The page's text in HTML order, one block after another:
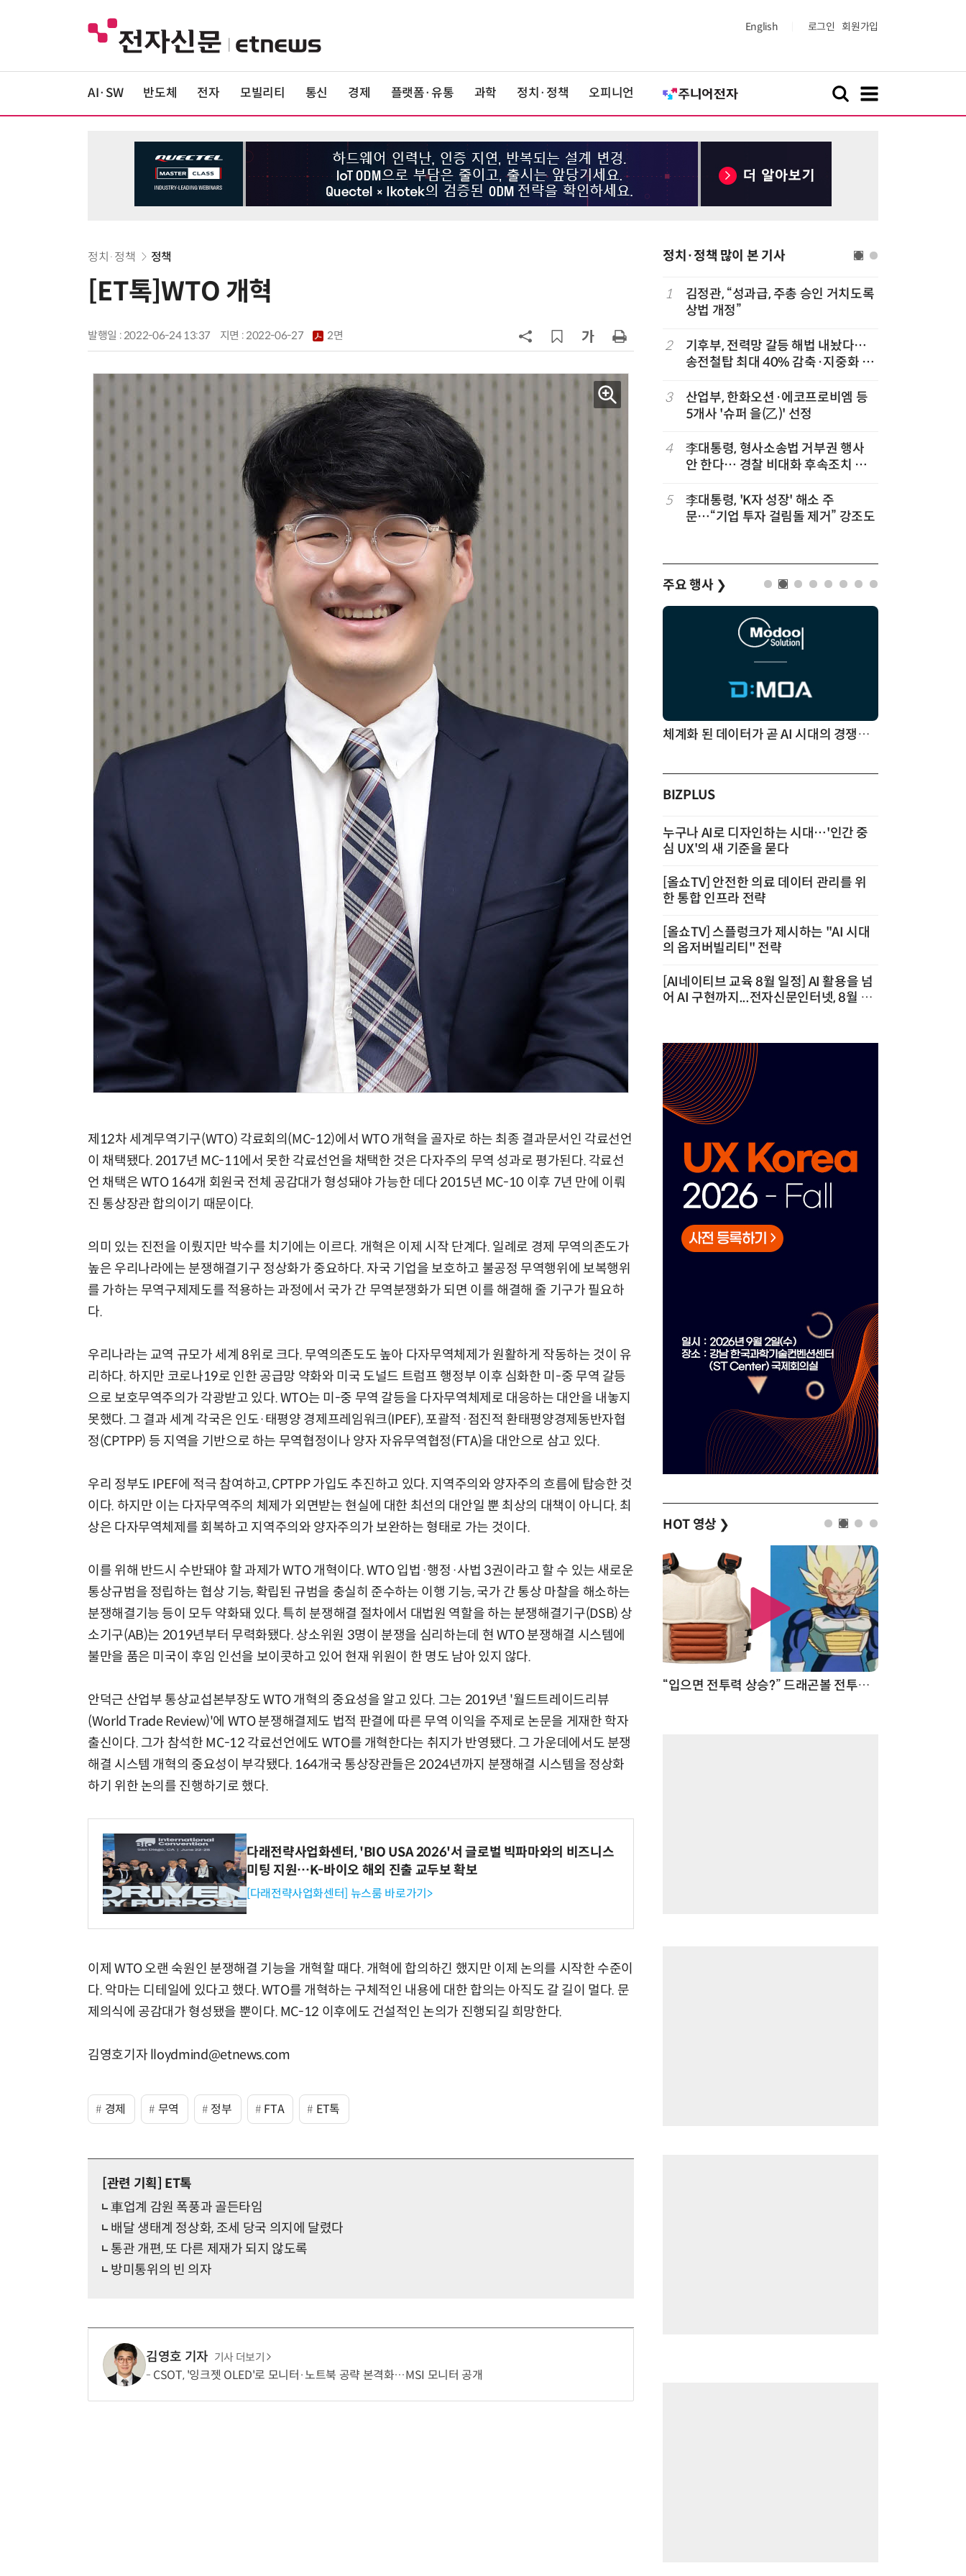
English 로그인 회원가입
AI·SW 반도체 전자 모빌리티 통신 경제 플랫폼·유통 과학 정치·정책 오피니언
정치·정책 정책
[ET톡]WTO 개혁
발행일 : 2022-06-24 13:37 지면 :2022-06-27 2면
제12차 세계무역기구(WTO) 각료회의(MC-12)에서 WTO 개혁을 골자로 하는 최종 결과문서인 각료선언
이 채택됐다. 2017년 MC-11에서 못한 각료선언을 채택한 것은 다자주의 무역 성과로 평가된다. 각료선
언 채택은 WTO 164개 회원국 전체 공감대가 형성돼야 가능한 데다 2015년 MC-10 이후 7년 만에 이뤄
진 통상장관 합의이기 때문이다.
의미 있는 진전을 이뤘지만 박수를 치기에는 이르다. 개혁은 이제 시작 단계다. 일례로 경제 무역의존도가
높은 우리나라에는 분쟁해결기구 정상화가 중요하다. 자국 기업을 보호하고 불공정 무역행위에 보복행위
를 가하는 무역구제제도를 적용하는 과정에서 국가 간 무역분쟁화가 되면 이를 해결해 줄 기구가 필요하
다.
우리나라는 교역 규모가 세계 8위로 크다. 무역의존도도 높아 다자무역체제가 원활하게 작동하는 것이 유
리하다. 하지만 코로나19로 인한 공급망 약화와 미국 도널드 트럼프 행정부 이후 심화한 미-중 무역 갈등
으로 보호무역주의가 각광받고 있다. WTO는 미-중 무역 갈등을 다자무역체제로 대응하는 대안을 내놓지
못했다. 그 결과 세계 각국은 인도·태평양 경제프레임워크(IPEF), 포괄적·점진적 환태평양경제동반자협
정(CPTPP) 등 지역을 기반으로 하는 무역협정이나 양자 자유무역협정(FTA)을 대안으로 삼고 있다.
우리 정부도 IPEF에 적극 참여하고, CPTPP 가입도 추진하고 있다. 지역주의와 양자주의 흐름에 탑승한 것
이다. 하지만 이는 다자무역주의 체제가 외면받는 현실에 대한 최선의 대안일 뿐 최상의 대책이 아니다. 최
상은 다자무역체제를 회복하고 지역주의와 양자주의가 보완하는 형태로 가는 것이다.
이를 위해 반드시 수반돼야 할 과제가 WTO 개혁이다. WTO 입법·행정·사법 3권이라고 할 수 있는 새로운
통상규범을 정립하는 협상 기능, 확립된 규범을 충실히 준수하는 이행 기능, 국가 간 통상 마찰을 해소하는
분쟁해결기능 등이 모두 약화돼 있다. 특히 분쟁해결 절차에서 대법원 역할을 하는 분쟁해결기구(DSB) 상
소기구(AB)는 2019년부터 무력화됐다. 상소위원 3명이 분쟁을 심리하는데 현 WTO 분쟁해결 시스템에
불만을 품은 미국이 후임 인선을 보이콧하고 있어 현재 위원이 한 명도 남아 있지 않다.
안덕근 산업부 통상교섭본부장도 WTO 개혁의 중요성을 알고 있다. 그는 2019년 '월드트레이드리뷰
(World Trade Review)'에 WTO 분쟁해결제도 법적 판결에 따른 무역 이익을 주제로 논문을 게재한 학자
출신이다. 그가 참석한 MC-12 각료선언에도 WTO를 개혁한다는 취지가 반영됐다. 그 가운데에서도 분쟁
해결 시스템 개혁의 중요성이 부각됐다. 164개국 통상장관들은 2024년까지 분쟁해결 시스템을 정상화
하기 위한 논의를 진행하기로 했다.
다래전략사업화센터, 'BIO USA 2026'서 글로벌 빅파마와의 비즈니스
미팅 지원…K-바이오 해외 진출 교두보 확보
[다래전략사업화센터] 뉴스룸 바로가기>
이제 WTO 오랜 숙원인 분쟁해결 기능을 개혁할 때다. 개혁에 합의하긴 했지만 이제 논의를 시작한 수준이
다. 악마는 디테일에 있다고 했다. WTO를 개혁하는 구체적인 내용에 대한 합의는 아직도 갈 길이 멀다. 문
제의식에 공감대가 형성됐을 뿐이다. MC-12 이후에도 건설적인 논의가 진행되길 희망한다.
김영호기자 lloydmind@etnews.com
경제 무역 정부 FTA ET톡
[관련 기획] ET톡
車업계 감원 폭풍과 골든타임
배달 생태계 정상화, 조세 당국 의지에 달렸다
통관 개편, 또 다른 제재가 되지 않도록
방미통위의 빈 의자
김영호 기자 기사 더보기
CSOT, '잉크젯 OLED'로 모니터·노트북 공략 본격화…MSI 모니터 공개
정치·정책 많이 본 기사
반도체 등 6대 첨단산업 '국내생산세
8
[하반기 업무보고]산업부, 1600조
메가프로젝트 속도전…'산업자원안
보기금' 신설해 공급망 사수
9
정점식 “김용범 이미 한국경제 빌
런…李 대통령, 경질 결단해야”
10
돌려차기 피해자 불러 놓고 “돌려차
기 한번 해라”…선 넘은 친한계
1
김정관, “성과급, 주총 승인 거치도록
상법 개정”
2
기후부, 전력망 갈등 해법 내놨다…
송전철탑 최대 40% 감축·지중화 확
3
산업부, 한화오션·에코프로비엠 등
5개사 '슈퍼 을(乙)' 선정
4
李대통령, 형사소송법 거부권 행사
안 한다… 경찰 비대화 후속조치 점
5
李대통령, 'K자 성장' 해소 주
문…“기업 투자 걸림돌 제거” 강조도
주요 행사 ❯
체계화 된 데이터가 곧 AI 시대의 경쟁력이다
BIZPLUS
누구나 AI로 디자인하는 시대…'인간 중
심 UX'의 새 기준을 묻다
[올쇼TV] 안전한 의료 데이터 관리를 위
한 통합 인프라 전략
[올쇼TV] 스플렁크가 제시하는 "AI 시대
의 옵저버빌리티" 전략
[AI네이티브 교육 8월 일정] AI 활용을 넘
어 AI 구현까지...전자신문인터넷, 8월 실
HOT 영상 ❯
“입으면 전투력 상승?” 드래곤볼 전투복 닮은 중량조끼